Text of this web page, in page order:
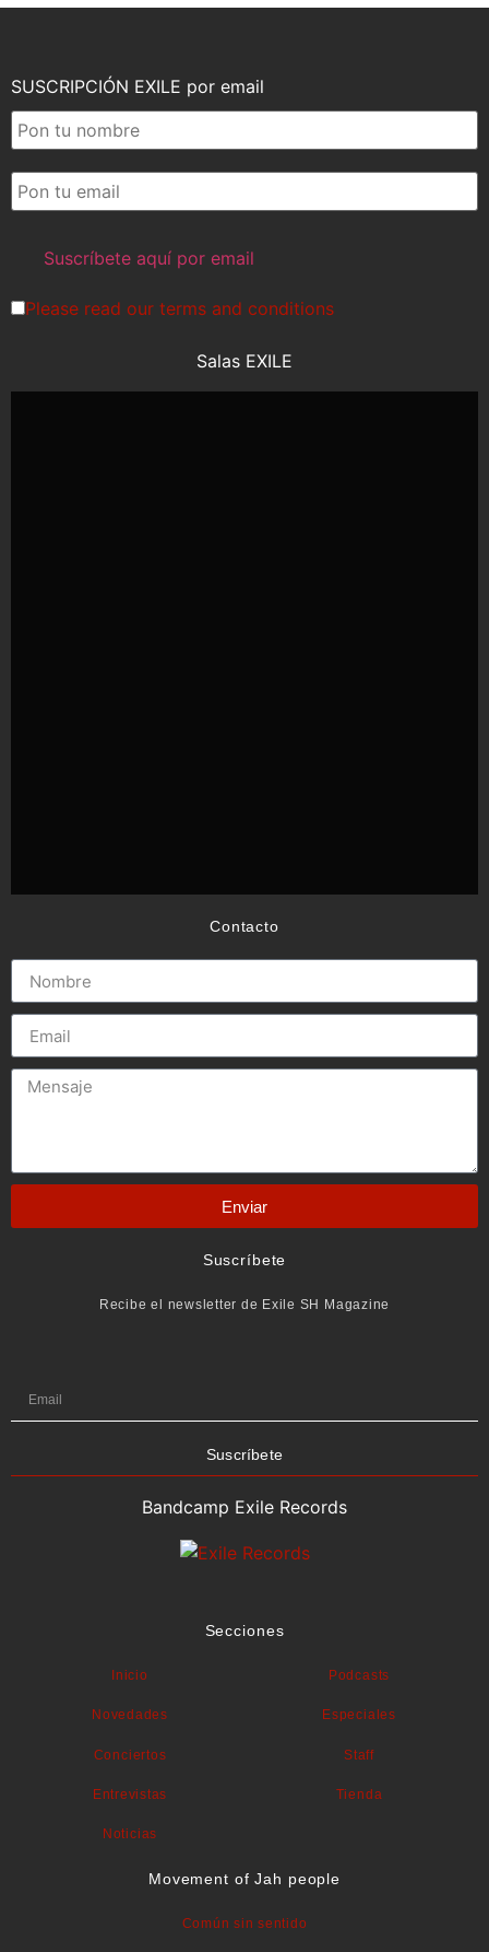
SUSCRIPCIÓN EXILE por email
Please read our terms and conditions
Salas EXILE
Contacto
Enviar
Suscríbete
Recibe el newsletter de Exile SH Magazine
Suscríbete
Bandcamp Exile Records
Secciones
Inicio
Novedades
Conciertos
Entrevistas
Noticias
Podcasts
Especiales
Staff
Tienda
Movement of Jah people
Común sin sentido